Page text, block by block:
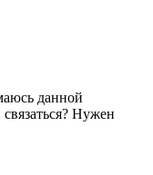
данной
Нужен